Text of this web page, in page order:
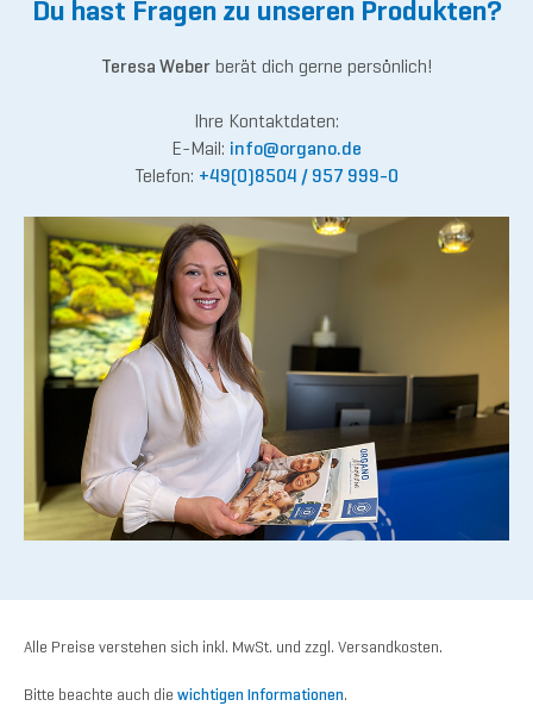
Du hast Fragen zu unseren Produkten?
Teresa Weber berät dich gerne persönlich!
Ihre Kontaktdaten:
E-Mail: info@organo.de
Telefon: +49(0)8504 / 957 999-0
Alle Preise verstehen sich inkl. MwSt. und zzgl. Versandkosten.
Bitte beachte auch die wichtigen Informationen.